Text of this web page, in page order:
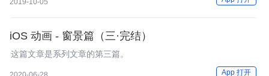
2019-10-05
iOS 动画 - 窗景篇（三·完结）
这篇文章是系列文章的第三篇。
App 打开